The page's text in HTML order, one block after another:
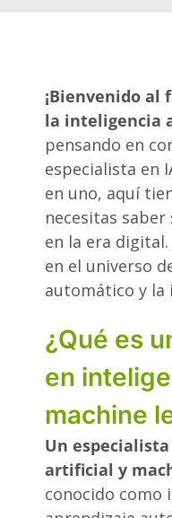
¡Bienvenido al
la inteligencia
pensando en
especialista en
en uno, aquí
necesitas
en la era
en el universo
automático y la
¿Qué es
en
machine
Un
artificial y
conocido como